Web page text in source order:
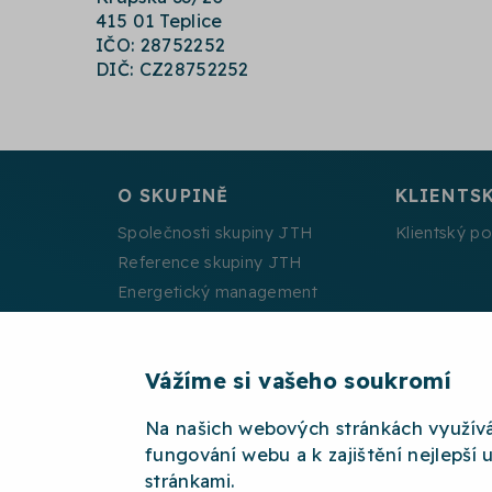
Vážíme si vašeho soukromí
Na našich webových stránkách
fungování webu a k zajištění nejlepší
stránkami.
415 01 Teplice
IČO: 28752252
DIČ: CZ28752252
O SKUPINĚ
Společnosti skupiny JTH
Reference skupiny JTH
Energetický management
Klientský
2026 © JTH OCHRANA OSOBNÍCH ÚDAJŮ